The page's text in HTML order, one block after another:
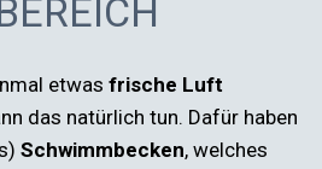
etwas frische Luft
das natürlich tun. Dafür haben
Schwimmbecken, welches